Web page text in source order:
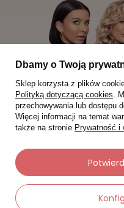
Moje zamówienia
Status zamówienia
Dbamy o Twoją
Sklep korzysta z plików
Polityką dotyczącą cookies.
przechowywania lub dostępu
Więcej informacji na temat
także na stronie Prywatność i